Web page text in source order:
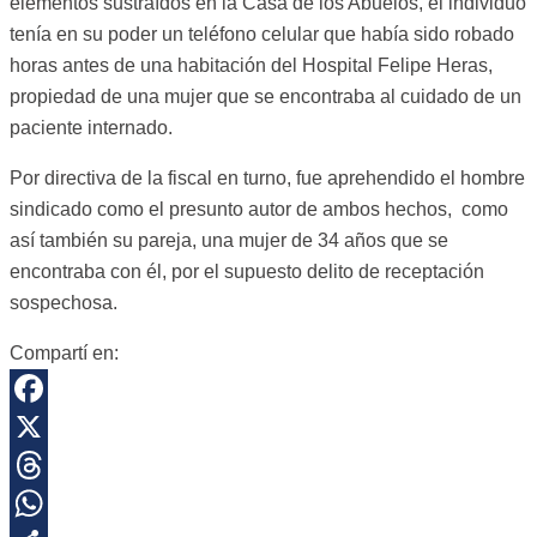
tenía en su poder un teléfono celular que había sido robado
horas antes de una habitación del Hospital Felipe Heras,
propiedad de una mujer que se encontraba al cuidado de un
paciente internado.
Por directiva de la fiscal en turno, fue aprehendido el hombre
sindicado como el presunto autor de ambos hechos, como
así también su pareja, una mujer de 34 años que se
encontraba con él, por el supuesto delito de receptación
sospechosa.
Compartí en:
Facebook
X
Threads